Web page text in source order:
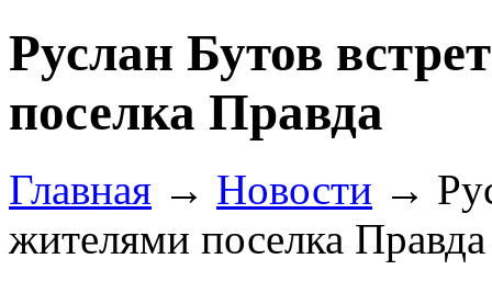
Руслан Бутов
поселка Правда
Главная → Новости →
жителями поселка Правда